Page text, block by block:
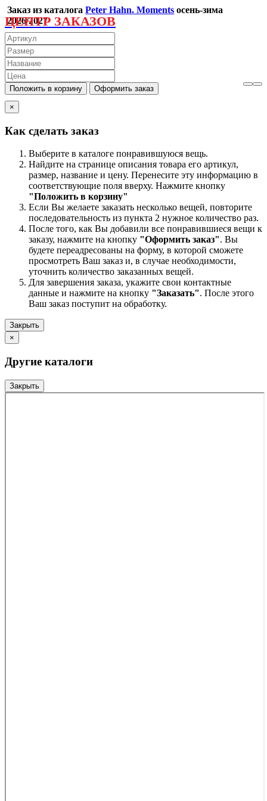
Заказ из каталогаPeter Hahn. Moments осень-зима
2026/2027
ЦЕНТР ЗАКАЗОВ
×
Как сделать заказ
Выберите в каталоге понравившуюся вещь.
Найдите на странице описания товара его артикул,
размер, название и цену. Перенесите эту информацию в
соответствующие поля вверху. Нажмите кнопку
"Положить в корзину"
Если Вы желаете заказать несколько вещей, повторите
последовательность из пункта 2 нужное количество раз.
После того, как Вы добавили все понравившиеся вещи к
заказу, нажмите на кнопку "Оформить заказ". Вы
будете переадресованы на форму, в которой сможете
просмотреть Ваш заказ и, в случае необходимости,
уточнить количество заказанных вещей.
Для завершения заказа, укажите свои контактные
данные и нажмите на кнопку "Заказать". После этого
Ваш заказ поступит на обработку.
Закрыть
×
Другие каталоги
Закрыть